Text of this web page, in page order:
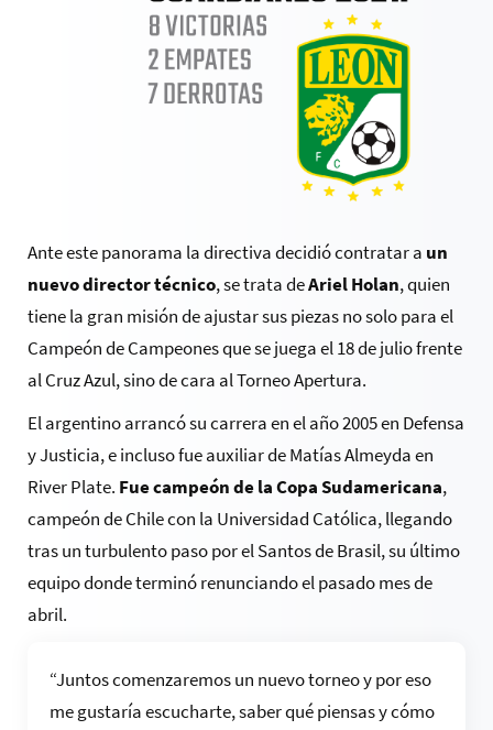
Ante este panorama la directiva decidió contratar a un
nuevo director técnico, se trata deAriel Holan, quien
tiene la gran misión de ajustar sus piezas no solo para el
Campeón de Campeones que se juega el 18 de julio frente
al Cruz Azul, sino de cara al Torneo Apertura.
El argentino arrancó su carrera en el año 2005 en Defensa
y Justicia, e incluso fue auxiliar de Matías Almeyda en
River Plate. Fue campeón de la Copa Sudamericana,
campeón de Chile con la Universidad Católica, llegando
tras un turbulento paso por el Santos de Brasil, su último
equipo donde terminó renunciando el pasado mes de
abril.
“Juntos comenzaremos un nuevo torneo y por eso
me gustaría escucharte, saber qué piensas y cómo